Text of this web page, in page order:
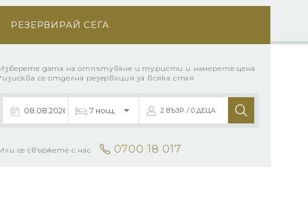
РЕЗЕРВИРАЙ СЕГА
Изберете дата на отпътуване и туристи и намерете цена
*изисква се отделна резервация за всяка стая
2 ВЪЗР. / 0 ДЕЦА
Или се свържете с нас 0700 18 017